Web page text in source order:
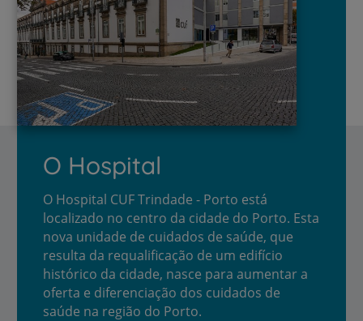
O Hospital
O Hospital CUF Trindade - Porto está
localizado no centro da cidade do Porto. Esta
nova unidade de cuidados de saúde, que
resulta da requalificação de um edifício
histórico da cidade, nasce para aumentar a
oferta e diferenciação dos cuidados de
saúde na região do Porto.